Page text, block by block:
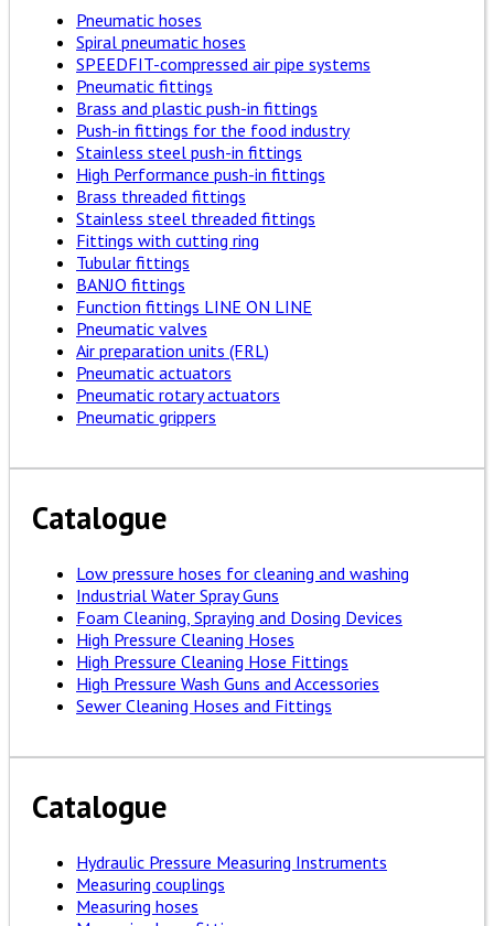
Pneumatic hoses
Spiral pneumatic hoses
SPEEDFIT-compressed air pipe systems
Pneumatic fittings
Brass and plastic push-in fittings
Push-in fittings for the food industry
Stainless steel push-in fittings
High Performance push-in fittings
Brass threaded fittings
Stainless steel threaded fittings
Fittings with cutting ring
Tubular fittings
BANJO fittings
Function fittings LINE ON LINE
Pneumatic valves
Air preparation units (FRL)
Pneumatic actuators
Pneumatic rotary actuators
Pneumatic grippers
Catalogue
Low pressure hoses for cleaning and washing
Industrial Water Spray Guns
Foam Cleaning, Spraying and Dosing Devices
High Pressure Cleaning Hoses
High Pressure Cleaning Hose Fittings
High Pressure Wash Guns and Accessories
Sewer Cleaning Hoses and Fittings
Catalogue
Hydraulic Pressure Measuring Instruments
Measuring couplings
Measuring hoses